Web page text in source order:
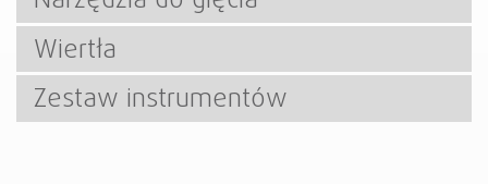
Wiertła
Zestaw instrumentów